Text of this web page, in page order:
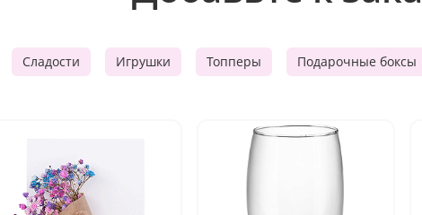
Сладости Игрушки Топперы Подарочные боксы